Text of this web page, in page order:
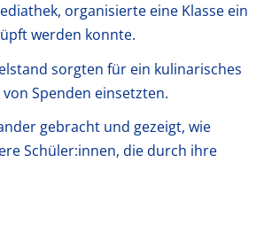
organisierte eine Klasse ein
werden konnte.
sorgten für ein kulinarisches
Spenden einsetzten.
gebracht und gezeigt, wie
Schüler:innen, die durch ihre